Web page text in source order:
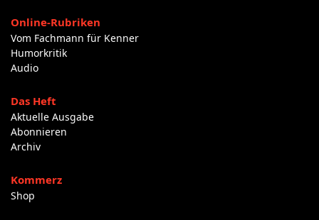
Online-Rubriken
Vom Fachmann für Kenner
Humorkritik
Audio
Das Heft
Aktuelle Ausgabe
Abonnieren
Archiv
Kommerz
Shop